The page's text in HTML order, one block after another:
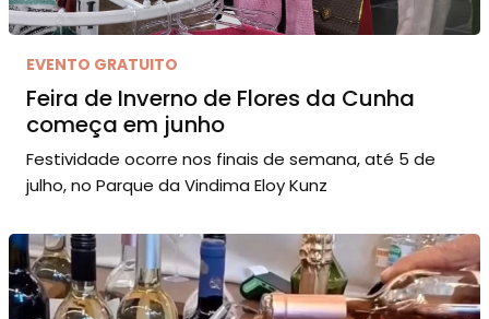
EVENTO GRATUITO
Feira de Inverno de Flores da Cunha
começa em junho
Festividade ocorre nos finais de semana, até 5 de
julho, no Parque da Vindima Eloy Kunz